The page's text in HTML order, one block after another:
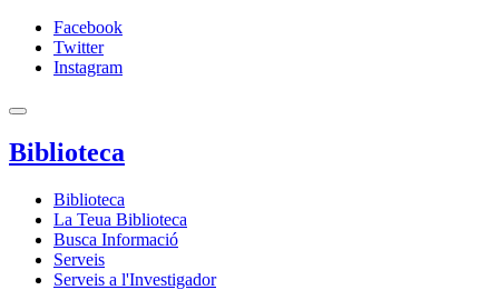
Facebook
Twitter
Instagram
Biblioteca
Biblioteca
La Teua Biblioteca
Busca Informació
Serveis
Serveis a l'Investigador